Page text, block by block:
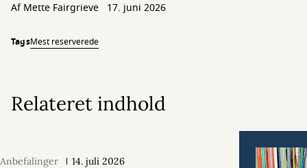
AfMette Fairgrieve 17. juni 2026
TagsMest reserverede
Relateret indhold
Anbefalinger 14. juli 2026